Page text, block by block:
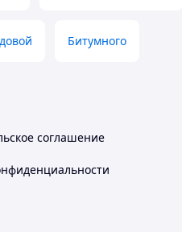
Битумного
соглашение